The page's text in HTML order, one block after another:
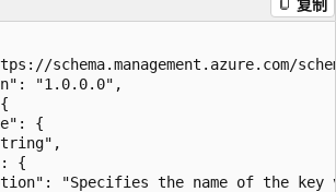
schema.management.azure.com/
"1.0.0.0",
{
{
"Specifies the name of the key